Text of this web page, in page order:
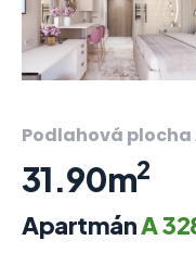
Podlahová plocha
31.90m2
ApartmánA